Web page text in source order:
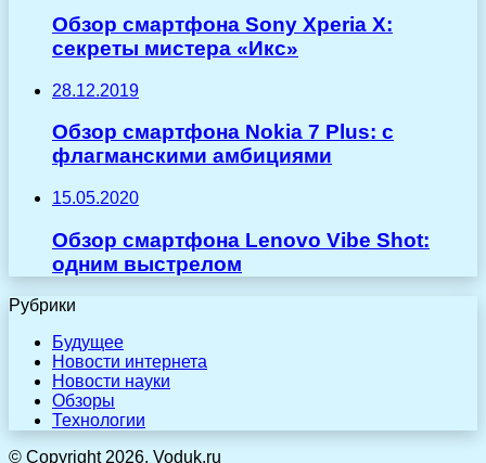
Обзор смартфона Sony Xperia X:
секреты мистера «Икс»
28.12.2019
Обзор смартфона Nokia 7 Plus: с
флагманскими амбициями
15.05.2020
Обзор смартфона Lenovo Vibe Shot:
одним выстрелом
Рубрики
Будущее
Новости интернета
Новости науки
Обзоры
Технологии
© Copyright 2026, Voduk.ru